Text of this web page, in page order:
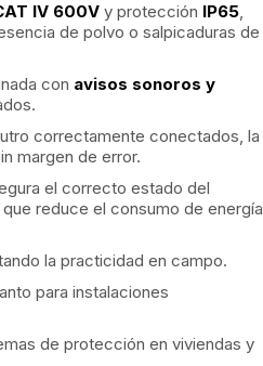
IV 600V y protección IP65,
de polvo o salpicaduras de
con avisos sonoros y
correctamente conectados, la
margen de error.
el correcto estado del
que reduce el consumo de energía
la practicidad en campo.
para instalaciones
de protección en viviendas y